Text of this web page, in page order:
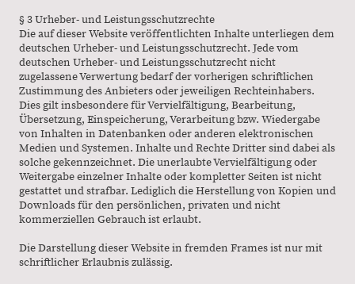
§ 3 Urheber- und Leistungsschutzrechte
Die auf dieser Website veröffentlichten Inhalte unterliegen dem
deutschen Urheber- und Leistungsschutzrecht. Jede vom
deutschen Urheber- und Leistungsschutzrecht nicht
zugelassene Verwertung bedarf der vorherigen schriftlichen
Zustimmung des Anbieters oder jeweiligen Rechteinhabers.
Dies gilt insbesondere für Vervielfältigung, Bearbeitung,
Übersetzung, Einspeicherung, Verarbeitung bzw. Wiedergabe
von Inhalten in Datenbanken oder anderen elektronischen
Medien und Systemen. Inhalte und Rechte Dritter sind dabei als
solche gekennzeichnet. Die unerlaubte Vervielfältigung oder
Weitergabe einzelner Inhalte oder kompletter Seiten ist nicht
gestattet und strafbar. Lediglich die Herstellung von Kopien und
Downloads für den persönlichen, privaten und nicht
kommerziellen Gebrauch ist erlaubt.
Die Darstellung dieser Website in fremden Frames ist nur mit
schriftlicher Erlaubnis zulässig.